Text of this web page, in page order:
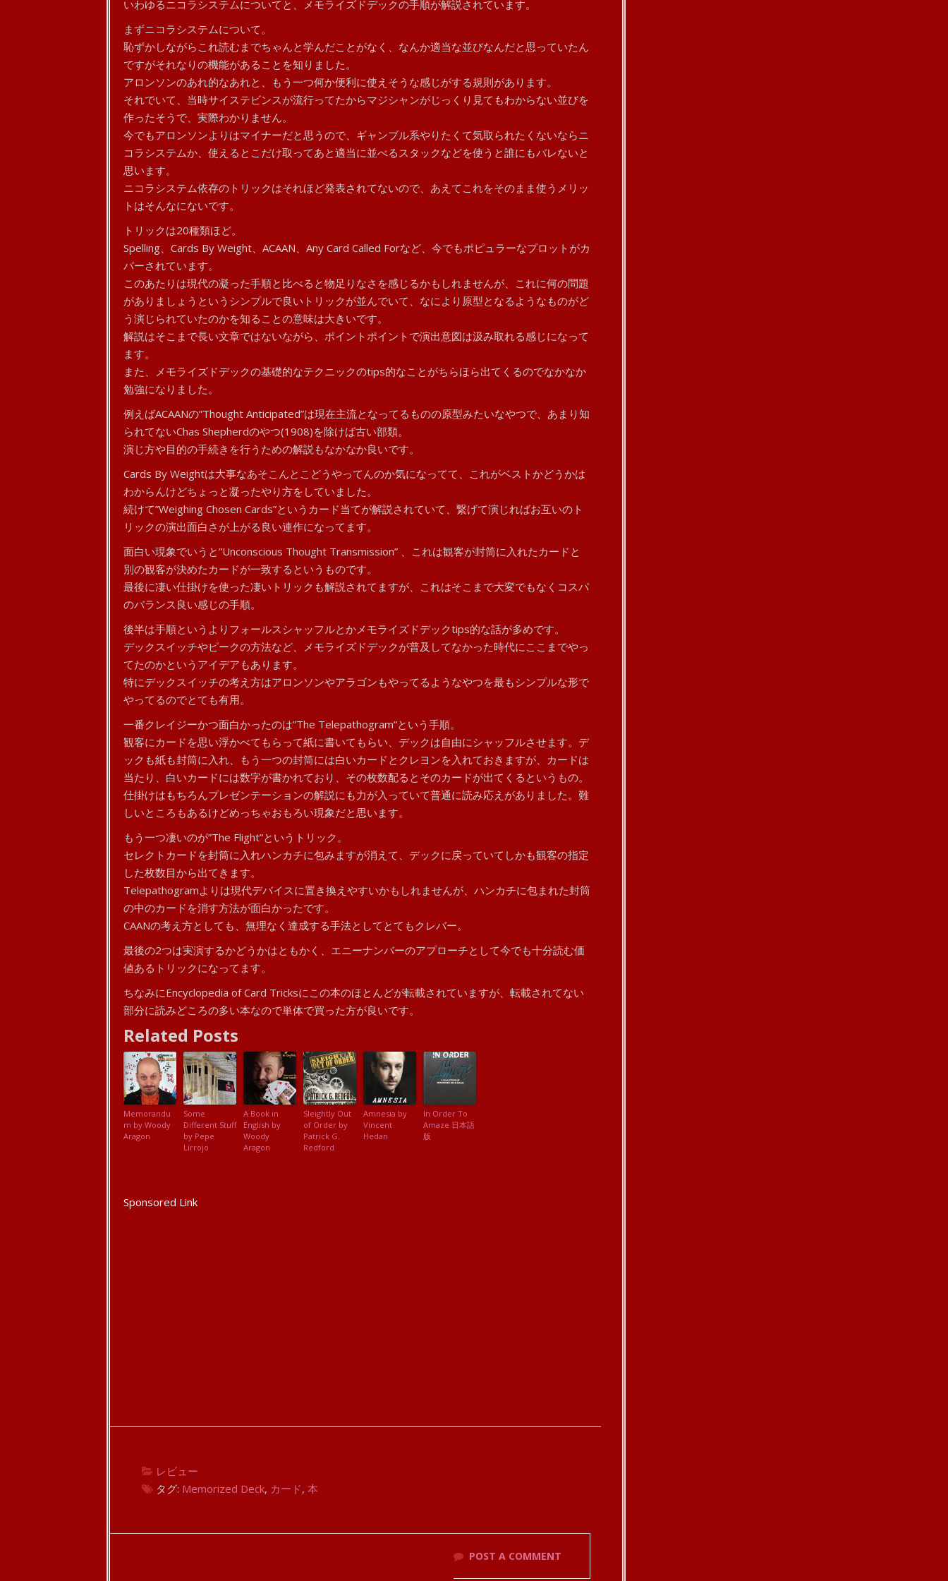
いわゆるニコラシステムについてと、メモライズドデックの手順が解説されています。
まずニコラシステムについて。
恥ずかしながらこれ読むまでちゃんと学んだことがなく、なんか適当な並びなんだと思っていたん
ですがそれなりの機能があることを知りました。
アロンソンのあれ的なあれと、もう一つ何か便利に使えそうな感じがする規則があります。
それでいて、当時サイステビンスが流行ってたからマジシャンがじっくり見てもわからない並びを
作ったそうで、実際わかりません。
今でもアロンソンよりはマイナーだと思うので、ギャンブル系やりたくて気取られたくないならニ
コラシステムか、使えるとこだけ取ってあと適当に並べるスタックなどを使うと誰にもバレないと
思います。
ニコラシステム依存のトリックはそれほど発表されてないので、あえてこれをそのまま使うメリッ
トはそんなにないです。
トリックは20種類ほど。
Spelling、Cards By Weight、ACAAN、Any Card Called Forなど、今でもポピュラーなプロットがカ
バーされています。
このあたりは現代の凝った手順と比べると物足りなさを感じるかもしれませんが、これに何の問題
がありましょうというシンプルで良いトリックが並んでいて、なにより原型となるようなものがど
う演じられていたのかを知ることの意味は大きいです。
解説はそこまで長い文章ではないながら、ポイントポイントで演出意図は汲み取れる感じになって
ます。
また、メモライズドデックの基礎的なテクニックのtips的なことがちらほら出てくるのでなかなか
勉強になりました。
例えばACAANの”Thought Anticipated”は現在主流となってるものの原型みたいなやつで、あまり知
られてないChas Shepherdのやつ(1908)を除けば古い部類。
演じ方や目的の手続きを行うための解説もなかなか良いです。
Cards By Weightは大事なあそこんとこどうやってんのか気になってて、これがベストかどうかは
わからんけどちょっと凝ったやり方をしていました。
続けて”Weighing Chosen Cards”というカード当てが解説されていて、繋げて演じればお互いのト
リックの演出面白さが上がる良い連作になってます。
面白い現象でいうと”Unconscious Thought Transmission” 、これは観客が封筒に入れたカードと
別の観客が決めたカードが一致するというものです。
最後に凄い仕掛けを使った凄いトリックも解説されてますが、これはそこまで大変でもなくコスパ
のバランス良い感じの手順。
後半は手順というよりフォールスシャッフルとかメモライズドデックtips的な話が多めです。
デックスイッチやピークの方法など、メモライズドデックが普及してなかった時代にここまでやっ
てたのかというアイデアもあります。
特にデックスイッチの考え方はアロンソンやアラゴンもやってるようなやつを最もシンプルな形で
やってるのでとても有用。
一番クレイジーかつ面白かったのは”The Telepathogram”という手順。
観客にカードを思い浮かべてもらって紙に書いてもらい、デックは自由にシャッフルさせます。デ
ックも紙も封筒に入れ、もう一つの封筒には白いカードとクレヨンを入れておきますが、カードは
当たり、白いカードには数字が書かれており、その枚数配るとそのカードが出てくるというもの。
仕掛けはもちろんプレゼンテーションの解説にも力が入っていて普通に読み応えがありました。難
しいところもあるけどめっちゃおもろい現象だと思います。
もう一つ凄いのが”The Flight”というトリック。
セレクトカードを封筒に入れハンカチに包みますが消えて、デックに戻っていてしかも観客の指定
した枚数目から出てきます。
Telepathogramよりは現代デバイスに置き換えやすいかもしれませんが、ハンカチに包まれた封筒
の中のカードを消す方法が面白かったです。
CAANの考え方としても、無理なく達成する手法としてとてもクレバー。
最後の2つは実演するかどうかはともかく、エニーナンバーのアプローチとして今でも十分読む価
値あるトリックになってます。
ちなみにEncyclopedia of Card Tricksにこの本のほとんどが転載されていますが、転載されてない
部分に読みどころの多い本なので単体で買った方が良いです。
Related Posts
Memorandu
m by Woody
Aragon
Some
Different Stuff
by Pepe
Lirrojo
A Book in
English by
Woody
Aragon
Sleightly Out
of Order by
Patrick G.
Redford
Amnesia by
Vincent
Hedan
In Order To
Amaze 日本語
版
Sponsored Link
レビュー
タグ: Memorized Deck, カード, 本
POST A COMMENT